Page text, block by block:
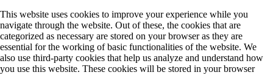
This website uses cookies to improve your experience while you
navigate through the website. Out of these, the cookies that are
categorized as necessary are stored on your browser as they are
essential for the working of basic functionalities of the website. We
also use third-party cookies that help us analyze and understand how
you use this website. These cookies will be stored in your browser